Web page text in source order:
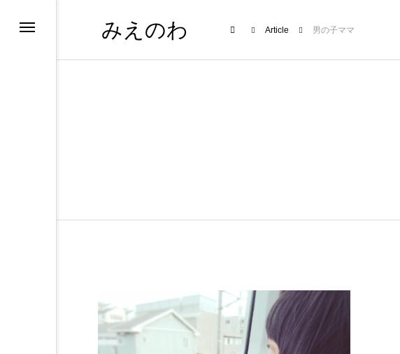
みえのわ Article 男の子ママ